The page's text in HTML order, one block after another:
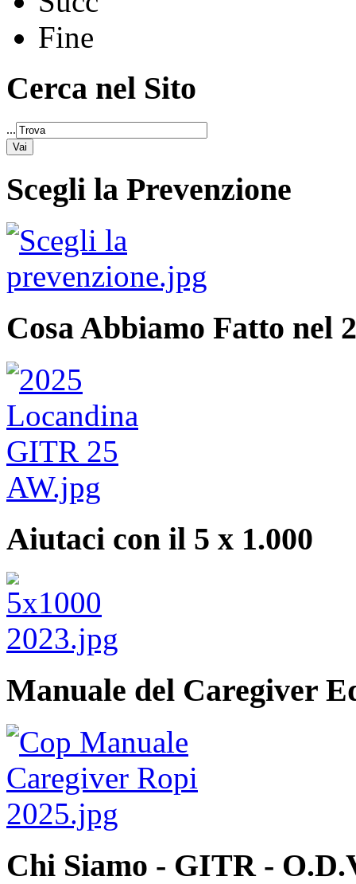
Fine
Cerca nel Sito
...
Scegli la Prevenzione
Cosa Abbiamo Fatto nel
Aiutaci con il 5 x 1.000
Manuale del Caregiver
Chi Siamo - GITR -